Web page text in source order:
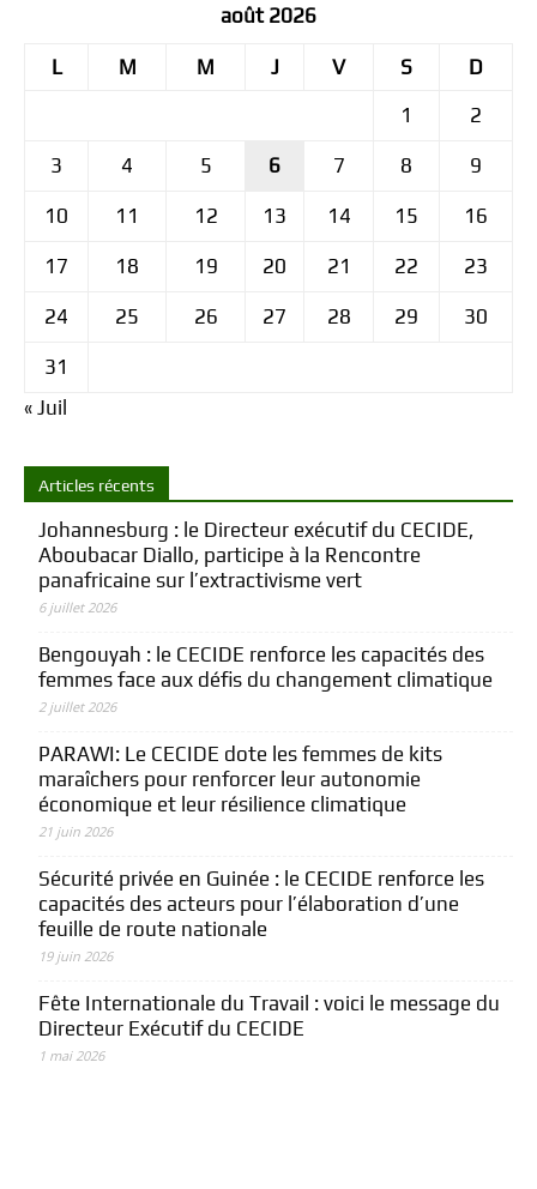
août 2026
L M M J V S
D
1
2
3 4 5 6 7 8 9
10 11 12 13 14 15 16
17 18 19 20 21 22 23
24 25 26 27 28 29 30
31
« Juil
Articles récents
Johannesburg : le Directeur exécutif du CECIDE,
Aboubacar Diallo, participe à la Rencontre
panafricaine sur l’extractivisme vert
6 juillet 2026
Bengouyah : le CECIDE renforce les capacités des
femmes face aux défis du changement climatique
2 juillet 2026
PARAWI: Le CECIDE dote les femmes de kits
maraîchers pour renforcer leur autonomie
économique et leur résilience climatique
21 juin 2026
Sécurité privée en Guinée : le CECIDE renforce les
capacités des acteurs pour l’élaboration d’une
feuille de route nationale
19 juin 2026
Fête Internationale du Travail : voici le message du
Directeur Exécutif du CECIDE
1 mai 2026